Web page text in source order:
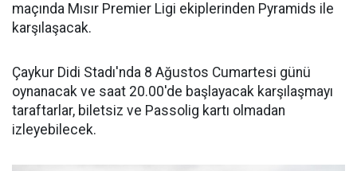
maçında Mısır Premier Ligi ekiplerinden Pyramids ile
karşılaşacak.
Çaykur Didi Stadı'nda 8 Ağustos Cumartesi günü
oynanacak ve saat 20.00'de başlayacak karşılaşmayı
taraftarlar, biletsiz ve Passolig kartı olmadan
izleyebilecek.